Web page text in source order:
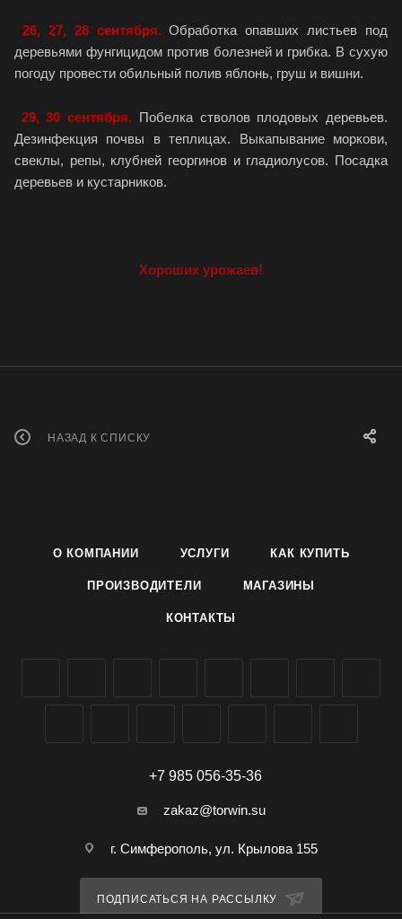
26, 27, 28 сентября.Обработка опавших листьев под
деревьями фунгицидом против болезней и грибка. В сухую
погоду провести обильный полив яблонь, груш и вишни.
29, 30 сентября.
Побелка стволов плодовых деревьев.
Дезинфекция почвы в теплицах. Выкапывание моркови,
свеклы, репы, клубней георгинов и гладиолусов. Посадка
деревьев и кустарников.
Хороших урожаев!
НАЗАД К СПИСКУ
О КОМПАНИИ УСЛУГИ КАК КУПИТЬ
ПРОИЗВОДИТЕЛИ МАГАЗИНЫ
КОНТАКТЫ
+7 985 056-35-36
zakaz@torwin.su
г. Симферополь, ул. Крылова 155
ПОДПИСАТЬСЯ НА РАССЫЛКУ